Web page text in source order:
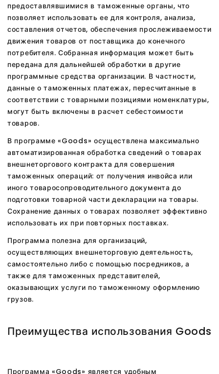
предоставлявшимися в таможенные органы, что
позволяет использовать ее для контроля, анализа,
составления отчетов, обеспечения прослеживаемости
движения товаров от поставщика до конечного
потребителя. Собранная информация может быть
передана для дальнейшей обработки в другие
программные средства организации. В частности,
данные о таможенных платежах, пересчитанные в
соответствии с товарными позициями номенклатуры,
могут быть включены в расчет себестоимости
товаров.
В программе «Goods» осуществлена максимально
автоматизированная обработка сведений о товарах
внешнеторгового контракта для совершения
таможенных операций: от получения инвойса или
иного товаросопроводительного документа до
подготовки товарной части декларации на товары.
Сохранение данных о товарах позволяет эффективно
использовать их при повторных поставках.
Программа полезна для организаций,
осуществляющих внешнеторговую деятельность,
самостоятельно либо с помощью посредников, а
также для таможенных представителей,
оказывающих услуги по таможенному оформлению
грузов.
Преимущества использования Goods
Программа «Goods» является удобным